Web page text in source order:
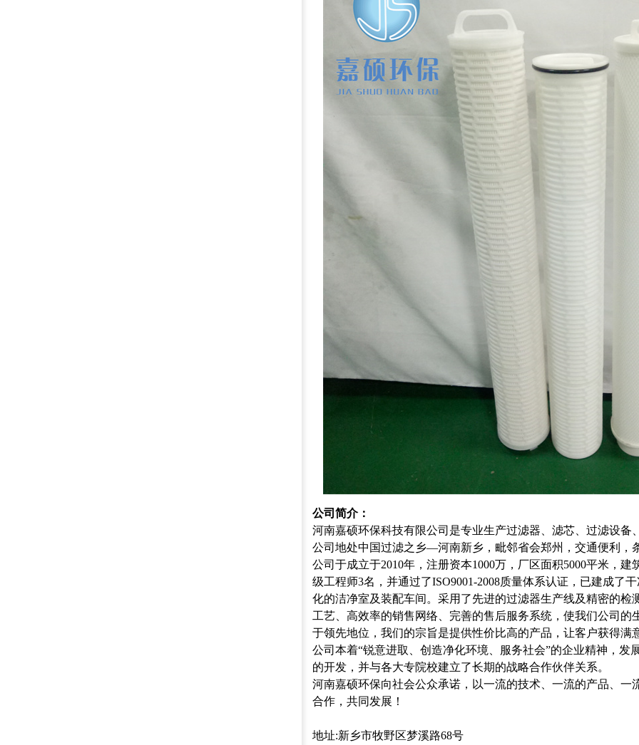
公司简介：
河南嘉硕环保科技有限公司是专业生产过滤器、滤芯、过滤设备
公司地处中国过滤之乡—河南新乡，毗邻省会郑州，交通便利，
公司于成立于2010年，注册资本1000万，厂区面积5000平米，建
级工程师3名，并通过了ISO9001-2008质量体系认证，已建成了
化的洁净室及装配车间。采用了先进的过滤器生产线及精密的检
工艺、高效率的销售网络、完善的售后服务系统，使我们公司的
于领先地位，我们的宗旨是提供性价比高的产品，让客户获得满
公司本着“锐意进取、创造净化环境、服务社会”的企业精神，发
的开发，并与各大专院校建立了长期的战略合作伙伴关系。
河南嘉硕环保向社会公众承诺，以一流的技术、一流的产品、一
合作，共同发展！
地址:新乡市牧野区梦溪路68号